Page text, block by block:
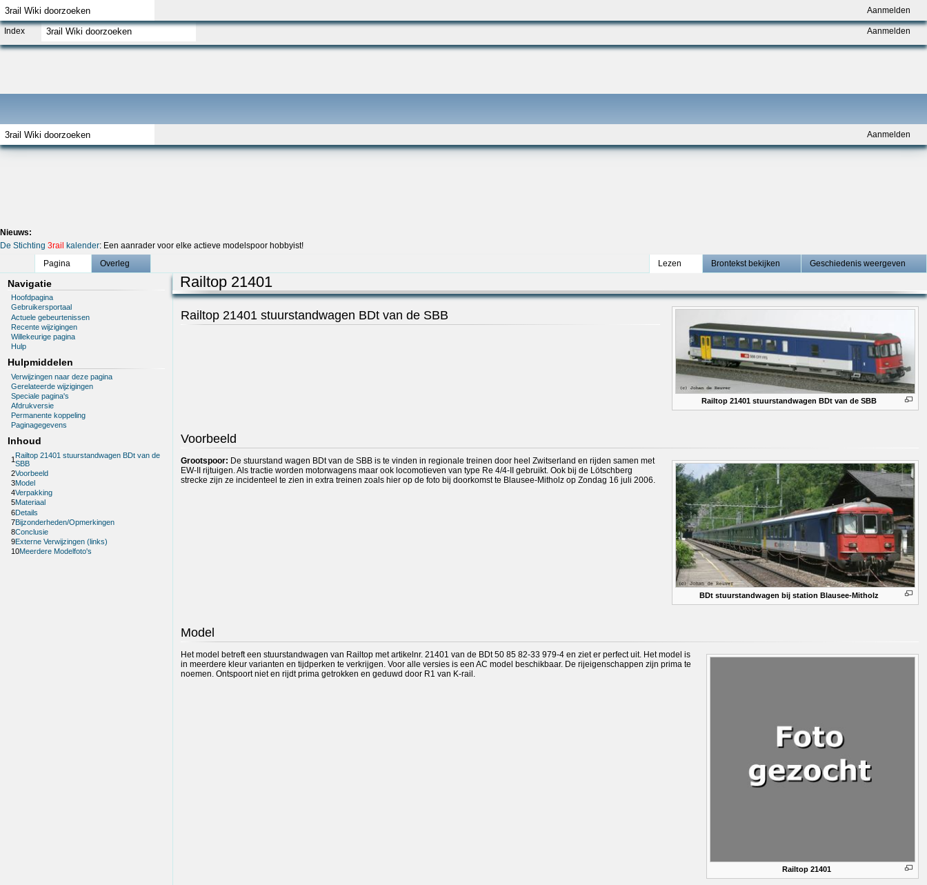
Aanmelden
Aanmelden
Index Aanmelden
Nieuws:
De Stichting 3rail kalender: Een aanrader voor elke actieve modelspoor hobbyist!
Pagina
Overleg Lezen Brontekst bekijken Geschiedenis weergeven
Navigatie
Hoofdpagina
Gebruikersportaal
Actuele gebeurtenissen
Recente wijzigingen
Willekeurige pagina
Hulp
Hulpmiddelen
Verwijzingen naar deze pagina
Gerelateerde wijzigingen
Speciale pagina's
Afdrukversie
Permanente koppeling
Paginagegevens
Inhoud
1 Railtop 21401 stuurstandwagen BDt van de
SBB
2Voorbeeld
3Model
4Verpakking
5Materiaal
6Details
7Bijzonderheden/Opmerkingen
8Conclusie
9Externe Verwijzingen (links)
10Meerdere Modelfoto's
Railtop 21401
Railtop 21401 stuurstandwagen BDt van de SBB
Railtop 21401 stuurstandwagen BDt van de SBB
Voorbeeld
BDt stuurstandwagen bij station Blausee-Mitholz
Grootspoor: De stuurstand wagen BDt van de SBB is te vinden in regionale treinen door heel Zwitserland en rijden samen met
EW-II rijtuigen. Als tractie worden motorwagens maar ook locomotieven van type Re 4/4-II gebruikt. Ook bij de Lötschberg
strecke zijn ze incidenteel te zien in extra treinen zoals hier op de foto bij doorkomst te Blausee-Mitholz op Zondag 16 juli 2006.
Model
Railtop 21401
Het model betreft een stuurstandwagen van Railtop met artikelnr. 21401 van de BDt 50 85 82-33 979-4 en ziet er perfect uit. Het model is
in meerdere kleur varianten en tijdperken te verkrijgen. Voor alle versies is een AC model beschikbaar. De rijeigenschappen zijn prima te
noemen. Ontspoort niet en rijdt prima getrokken en geduwd door R1 van K-rail.